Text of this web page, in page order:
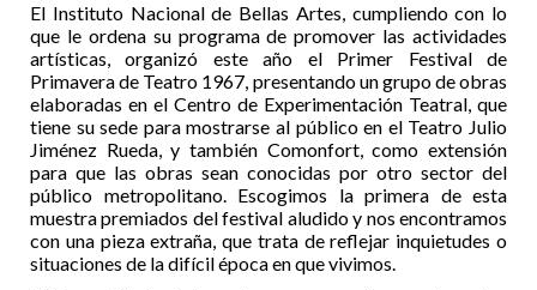
El Instituto Nacional de Bellas Artes, cumpliendo con lo
que le ordena su programa de promover las actividades
artísticas, organizó este año el Primer Festival de
Primavera de Teatro 1967, presentando un grupo de obras
elaboradas en el Centro de Experimentación Teatral, que
tiene su sede para mostrarse al público en el Teatro Julio
Jiménez Rueda, y también Comonfort, como extensión
para que las obras sean conocidas por otro sector del
público metropolitano. Escogimos la primera de esta
muestra premiados del festival aludido y nos encontramos
con una pieza extraña, que trata de reflejar inquietudes o
situaciones de la difícil época en que vivimos.